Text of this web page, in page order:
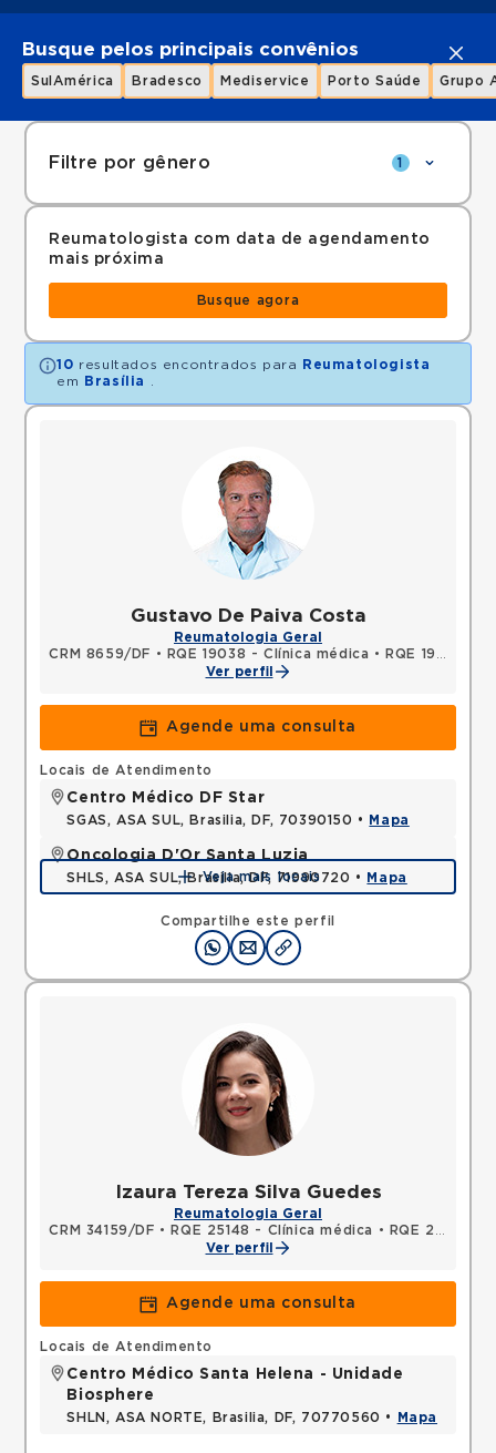
Busque pelos principais convênios
SulAmérica Bradesco Mediservice Porto Saúde Grupo
Filtre por gênero 1
Reumatologista com data de agendamento
mais próxima
Busque agora
10 resultados encontrados para
Reumatologista
em
Brasília
Gustavo De Paiva Costa
Reumatologia Geral
CRM 8659/DF • RQE 19038 - Clínica médica •
RQE 19039 - Reumatologia
Ver perfil
Agende uma consulta
Compartilhe este perfil
Locais de Atendimento
Centro Médico DF Star
SGAS, ASA SUL, Brasilia, DF, 70390150 • Mapa
Oncologia D'Or Santa Luzia
SHLS, ASA SUL, Brasilia, DF, 71990720 • Mapa
Veja mais locais
Izaura Tereza Silva Guedes
Reumatologia Geral
CRM 34159/DF • RQE 25148 - Clínica médica •
RQE 25200 - Reumatologia
Ver perfil
Agende uma consulta
Locais de Atendimento
Centro Médico Santa Helena - Unidade
Biosphere
SHLN, ASA NORTE, Brasilia, DF, 70770560 • Mapa